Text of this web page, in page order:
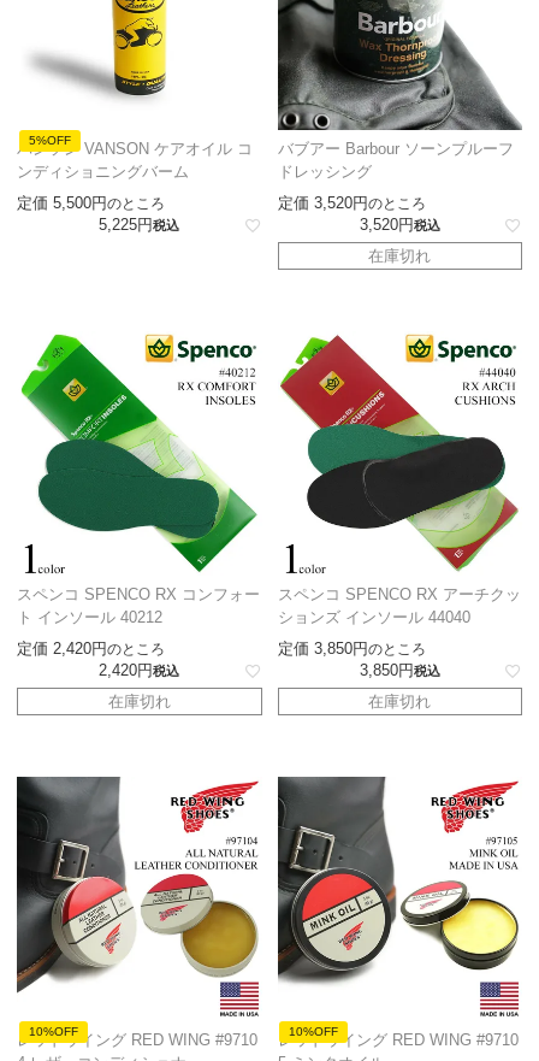
5%OFF
バンソン VANSON ケアオイル コ
ンディショニングバーム
定価 5,500 のところ
5,225 税込
バブアー Barbour ソーンプルーフ
ドレッシング
定価 3,520 のところ
3,520 税込
在庫切れ
スペンコ SPENCO RX コンフォー
ト インソール 40212
定価 2,420 のところ
2,420 税込
在庫切れ
スペンコ SPENCO RX アーチクッ
ションズ インソール 44040
定価 3,850 のところ
3,850 税込
在庫切れ
10%OFF
レッドウイング RED WING #9710
10%OFF
レッドウイング RED WING #9710